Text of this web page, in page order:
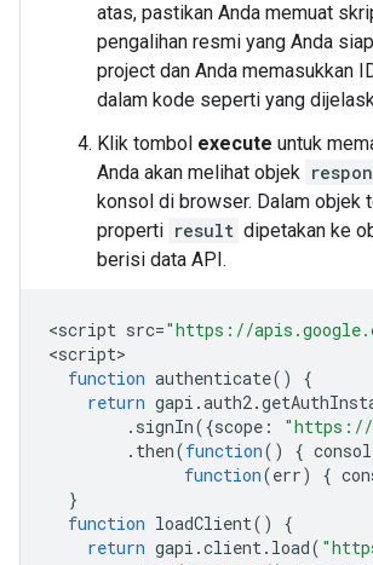
atas, pastikan Anda memuat
pengalihan resmi yang Anda
project dan Anda memasukkan
dalam kode seperti yang
Klik tombol execute untuk
Anda akan melihat objek
konsol di browser. Dalam objek
properti result dipetakan ke
berisi data API.
<script src="https://
<script
function authenticate()
{
return gapi .auth2.
. signIn({scope :
"https://
. then(function() {
function(err) {
}
function loadClient()
{
return gapi .client. load(